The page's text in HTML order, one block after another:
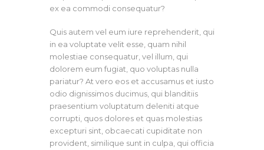
ex ea commodi consequatur?
Quis autem vel eum iure reprehenderit, qui
in ea voluptate velit esse, quam nihil
molestiae consequatur, vel illum, qui
dolorem eum fugiat, quo voluptas nulla
pariatur? At vero eos et accusamus et iusto
odio dignissimos ducimus, qui blanditiis
praesentium voluptatum deleniti atque
corrupti, quos dolores et quas molestias
excepturi sint, obcaecati cupiditate non
provident, similique sunt in culpa, qui officia